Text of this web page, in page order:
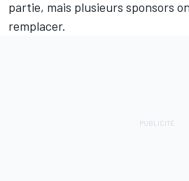
partie, mais plusieurs sponsors
remplacer.